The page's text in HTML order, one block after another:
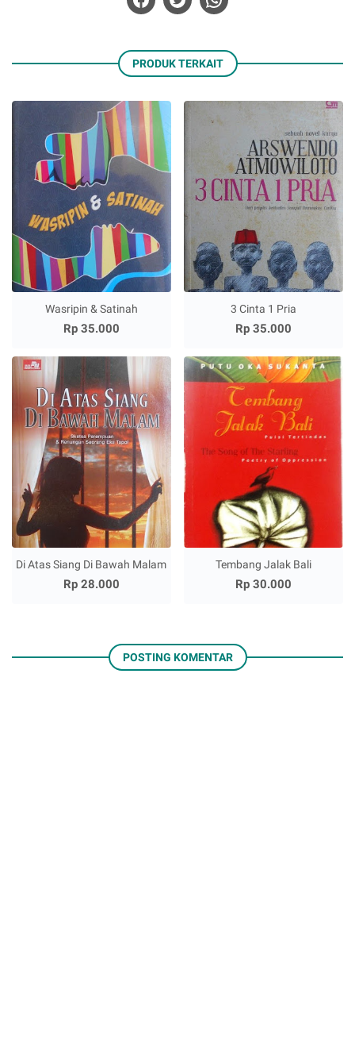
PRODUK TERKAIT
Wasripin & Satinah
Rp 35.000
3 Cinta 1 Pria
Rp 35.000
Di Atas Siang Di Bawah Malam
Rp 28.000
Tembang Jalak Bali
Rp 30.000
POSTING KOMENTAR